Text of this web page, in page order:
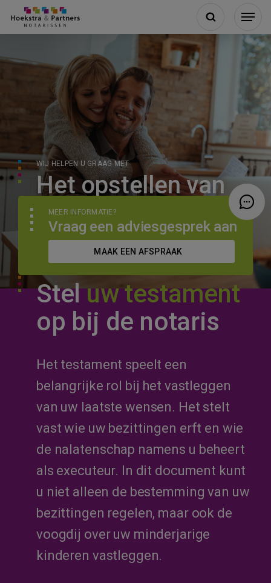
WIJ HELPEN U GRAAG MET
Het opstellen van
een testament
MEER INFORMATIE?
Vraag een adviesgesprek aan
MAAK EEN AFSPRAAK
Steluw testament
op bij de notaris
Het testament speelt een
belangrijke rol bij het vastleggen
van uw laatste wensen. Het stelt
vast wie uw bezittingen erft en wie
de nalatenschap namens u beheert
als executeur. In dit document kunt
u niet alleen de bestemming van uw
bezittingen regelen, maar ook de
voogdij over uw minderjarige
kinderen vastleggen.